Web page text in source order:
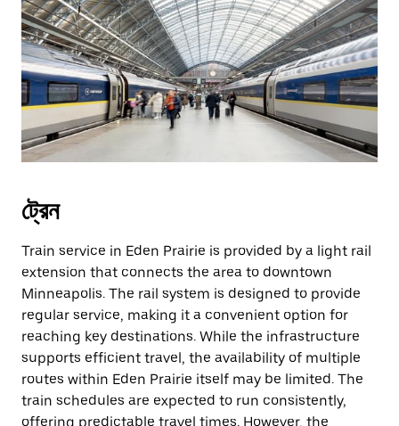
ট্রেন
Train service in Eden Prairie is provided by a light rail
extension that connects the area to downtown
Minneapolis. The rail system is designed to provide
regular service, making it a convenient option for
reaching key destinations. While the infrastructure
supports efficient travel, the availability of multiple
routes within Eden Prairie itself may be limited. The
train schedules are expected to run consistently,
offering predictable travel times. However, the